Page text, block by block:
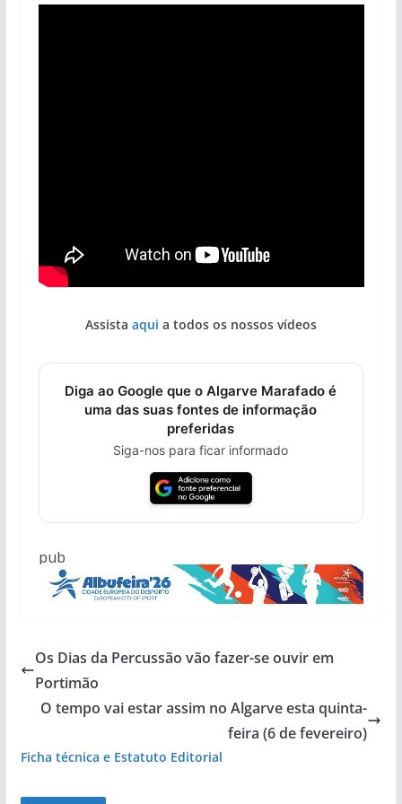
Assista aqui a todos os nossos vídeos
Diga ao Google que o Algarve Marafado é
uma das suas fontes de informação
preferidas
Siga-nos para ficar informado
pub
Os Dias da Percussão vão fazer-se ouvir em
Portimão
O tempo vai estar assim no Algarve esta quinta-
feira (6 de fevereiro)
Ficha técnica e Estatuto Editorial